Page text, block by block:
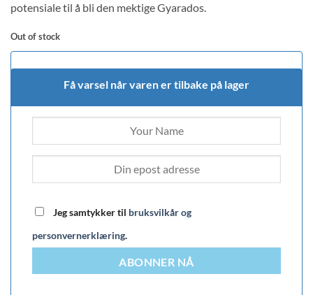
potensiale til å bli den mektige Gyarados.
Out of stock
Få varsel når varen er tilbake på lager
Jeg samtykker til bruksvilkår og
personvernerklæring.
ABONNER NÅ